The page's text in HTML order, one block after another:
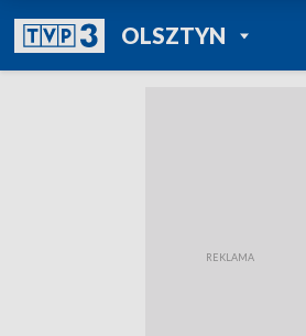
OLSZTYNPOWRÓT DO
TVP REGIONY